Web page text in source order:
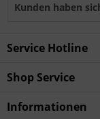
Kunden haben
Service Hotline
Shop Service
Informationen